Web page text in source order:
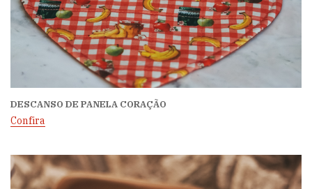
DESCANSO DE PANELA CORAÇÃO
Confira